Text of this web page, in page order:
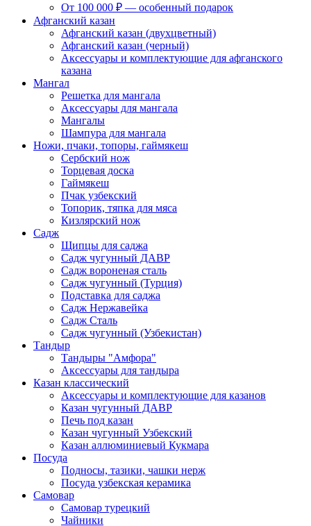
От 100 000 ₽ — особенный подарок
Афганский казан
Афганский казан (двухцветный)
Афганский казан (черный)
Аксессуары и комплектующие для афганского
казана
Мангал
Решетка для мангала
Аксессуары для мангала
Мангалы
Шампура для мангала
Ножи, пчаки, топоры, гаймякеш
Сербский нож
Торцевая доска
Гаймякеш
Пчак узбекский
Топорик, тяпка для мяса
Кизлярский нож
Садж
Щипцы для саджа
Садж чугунный ДАВР
Садж вороненая сталь
Садж чугунный (Турция)
Подставка для саджа
Садж Нержавейка
Садж Сталь
Садж чугунный (Узбекистан)
Тандыр
Тандыры "Амфора"
Аксессуары для тандыра
Казан классический
Аксессуары и комплектующие для казанов
Казан чугунный ДАВР
Печь под казан
Казан чугунный Узбекский
Казан аллюминиевый Кукмара
Посуда
Подносы, тазики, чашки нерж
Посуда узбекская керамика
Самовар
Самовар турецкий
Чайники